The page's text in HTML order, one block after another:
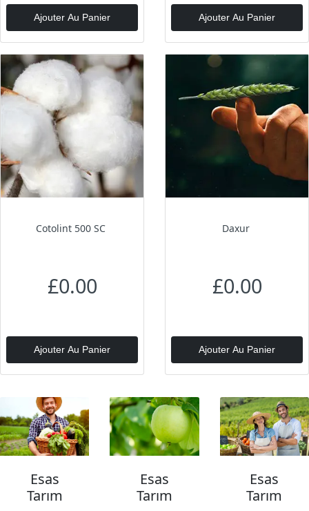
Ajouter Au Panier Ajouter Au Panier
Cotolint 500 SC
£0.00
Ajouter Au Panier
Daxur
£0.00
Ajouter Au Panier
Esas
Tarım
Esas
Tarım
Esas
Tarım